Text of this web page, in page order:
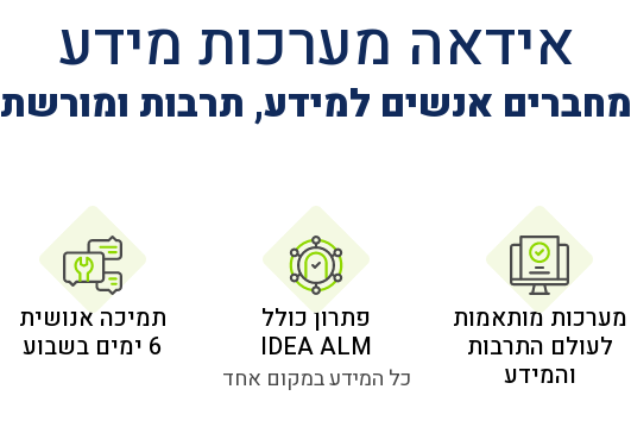
אידאה מערכות מידע
מחברים אנשים למידע, תרבות ומורשת
מערכות מותאמות
לעולם התרבות
והמידע
פתרון כולל
IDEA ALM
כל המידע במקום אחד
תמיכה אנושית
6 ימים בשבוע